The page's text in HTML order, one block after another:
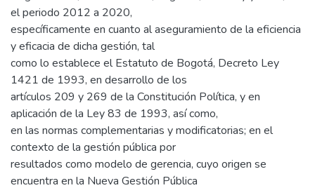
el periodo 2012 a 2020,
específicamente en cuanto al aseguramiento de la eficiencia
y eficacia de dicha gestión, tal
como lo establece el Estatuto de Bogotá, Decreto Ley
1421 de 1993, en desarrollo de los
artículos 209 y 269 de la Constitución Política, y en
aplicación de la Ley 83 de 1993, así como,
en las normas complementarias y modificatorias; en el
contexto de la gestión pública por
resultados como modelo de gerencia, cuyo origen se
encuentra en la Nueva Gestión Pública